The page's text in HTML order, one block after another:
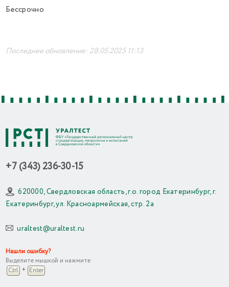
Бессрочно
Последнее обновление: 28.05.2025 11:13
+7 (343) 236-30-15
620000, Свердловская область, г.о. город Екатеринбург, г.
Екатеринбург, ул. Красноармейская, стр. 2а
uraltest@uraltest.ru
Нашли ошибку?
Выделите мышкой и нажмите
Ctrl + Enter